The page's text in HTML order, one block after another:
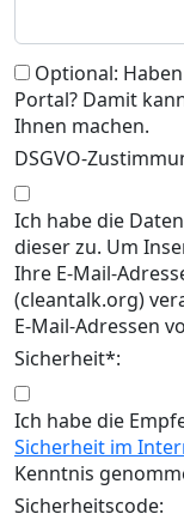
Optional:
Portal? Damit
Ihnen machen.
DSGVO-
Ich habe die
dieser zu. Um
Ihre E-Mail-
(cleantalk.org)
E-Mail-Adressen
Sicherheit*:
Ich habe die
Sicherheit im
Kenntnis
Sicherheitscode: